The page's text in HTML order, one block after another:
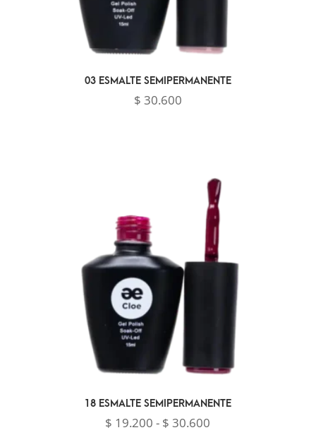
03 ESMALTE SEMIPERMANENTE
$ 30.600
18 ESMALTE SEMIPERMANENTE
$ 19.200 - $ 30.600